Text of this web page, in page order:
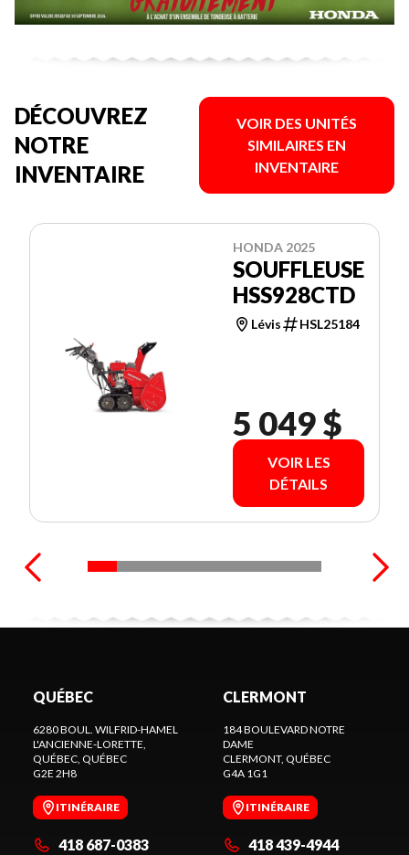
DÉCOUVREZ
NOTRE
INVENTAIRE
VOIR DES UNITÉS
SIMILAIRES EN
INVENTAIRE
HONDA 2025
SOUFFLEUSE
HSS928CTD
Lévis HSL25184
5 049 $
VOIR LES
DÉTAILS
QUÉBEC
6280 BOUL. WILFRID-HAMEL
L'ANCIENNE-LORETTE,
QUÉBEC, QUÉBEC
G2E 2H8
ITINÉRAIRE
418 687-0383
CLERMONT
184 BOULEVARD NOTRE
DAME
CLERMONT, QUÉBEC
G4A 1G1
ITINÉRAIRE
418 439-4944